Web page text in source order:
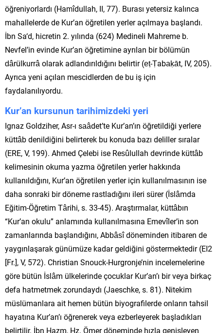
öğreniyorlardı (Hamîdullah, II, 77). Burası yetersiz kalınca
mahallelerde de Kur’an öğretilen yerler açılmaya başlandı.
İbn Sa‘d, hicretin 2. yılında (624) Medineli Mahreme b.
Nevfel’in evinde Kur’an öğretimine ayrılan bir bölümün
dârülkurrâ olarak adlandırıldığını belirtir (eṭ-Ṭabaḳāt, IV, 205).
Ayrıca yeni açılan mescidlerden de bu iş için
faydalanılıyordu.
Kur’an kursunun tarihimizdeki yeri
Ignaz Goldziher, Asr-ı saâdet’te Kur’an’ın öğretildiği yerlere
küttâb denildiğini belirterek bu konuda bazı deliller sıralar
(ERE, V, 199). Ahmed Çelebi ise Resûlullah devrinde küttâb
kelimesinin okuma yazma öğretilen yerler hakkında
kullanıldığını, Kur’an öğretilen yerler için kullanılmasının ise
daha sonraki bir döneme rastladığını ileri sürer (İslâmda
Eğitim-Öğretim Târihi, s. 33-45). Araştırmalar, küttâbın
“Kur’an okulu” anlamında kullanılmasına Emevîler’in son
zamanlarında başlandığını, Abbâsî döneminden itibaren de
yaygınlaşarak günümüze kadar geldiğini göstermektedir (EI2
[Fr.], V, 572). Christian Snouck-Hurgronje’nin incelemelerine
göre bütün İslâm ülkelerinde çocuklar Kur’an’ı bir veya birkaç
defa hatmetmek zorundaydı (Jaeschke, s. 81). Nitekim
müslümanlara ait hemen bütün biyografilerde onların tahsil
hayatına Kur’an’ı öğrenerek veya ezberleyerek başladıkları
belirtilir. İbn Hazm, Hz. Ömer döneminde hızla genişleyen